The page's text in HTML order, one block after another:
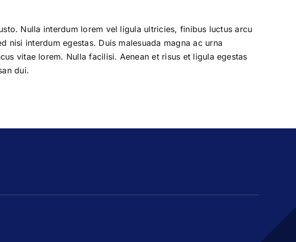
Nulla interdum lorem vel ligula ultricies, finibus luctus arcu
interdum egestas. Duis malesuada magna ac urna
vitae lorem. Nulla facilisi. Aenean et risus et ligula egestas
dui.